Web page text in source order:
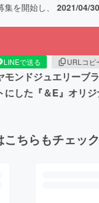
集を開始し、 2021/04/30
LINEで送る URLコピ
ンドジュエリーブ
した『＆E』オリ
ちらもチェッ